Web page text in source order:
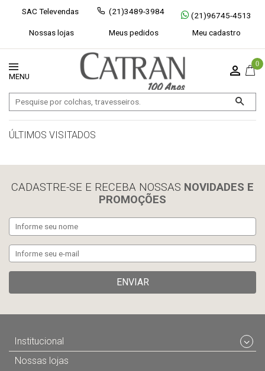
SAC Televendas (21)3489-3984
(21)96745-4513
Nossas lojas
Meus pedidos Meu cadastro
0
Exibir todos Fechar [×]
ÚLTIMOS VISITADOS
CADASTRE-SE E RECEBA NOSSAS NOVIDADES E
PROMOÇÕES
ENVIAR
Institucional
Nossas lojas